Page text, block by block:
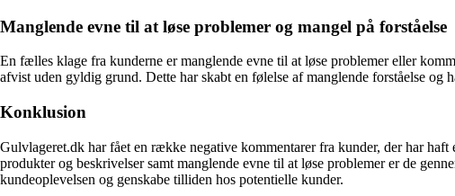
Manglende evne til at løse problemer og mangel på forståelse
En fælles klage fra kunderne er manglende evne til at løse problemer eller
afvist uden gyldig grund. Dette har skabt en følelse af manglende forståelse og
Konklusion
Gulvlageret.dk har fået en række negative kommentarer fra kunder, der har
produkter og beskrivelser samt manglende evne til at løse problemer er de
kundeoplevelsen og genskabe tilliden hos potentielle kunder.